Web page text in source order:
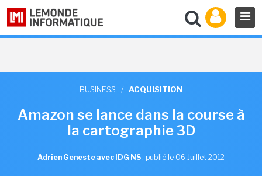
BUSINESS / ACQUISITION
Amazon se lance dans la course à
la cartographie 3D
Adrien Geneste avec IDG NS , publié le 06 Juillet 2012